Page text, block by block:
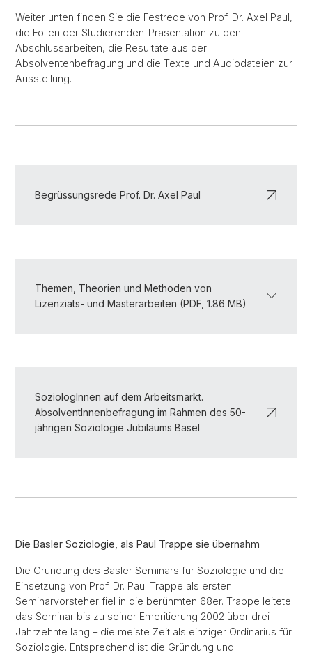
Weiter unten finden Sie die Festrede von Prof. Dr. Axel Paul,
die Folien der Studierenden-Präsentation zu den
Abschlussarbeiten, die Resultate aus der
Absolventenbefragung und die Texte und Audiodateien zur
Ausstellung.
Begrüssungsrede Prof. Dr. Axel Paul
Themen, Theorien und Methoden von
Lizenziats- und Masterarbeiten (PDF, 1.86 MB)
SoziologInnen auf dem Arbeitsmarkt.
AbsolventInnenbefragung im Rahmen des 50-
jährigen Soziologie Jubiläums Basel
Die Basler Soziologie, als Paul Trappe sie übernahm
Die Gründung des Basler Seminars für Soziologie und die
Einsetzung von Prof. Dr. Paul Trappe als ersten
Seminarvorsteher fiel in die berühmten 68er. Trappe leitete
das Seminar bis zu seiner Emeritierung 2002 über drei
Jahrzehnte lang – die meiste Zeit als einziger Ordinarius für
Soziologie. Entsprechend ist die Gründung und